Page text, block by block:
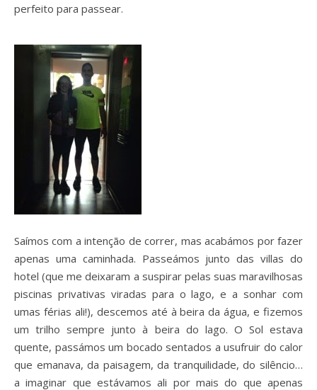
perfeito para passear.
Saímos com a intenção de correr, mas acabámos por fazer
apenas uma caminhada. Passeámos junto das villas do
hotel (que me deixaram a suspirar pelas suas maravilhosas
piscinas privativas viradas para o lago, e a sonhar com
umas férias ali!), descemos até à beira da água, e fizemos
um trilho sempre junto à beira do lago. O Sol estava
quente, passámos um bocado sentados a usufruir do calor
que emanava, da paisagem, da tranquilidade, do silêncio…
a imaginar que estávamos ali por mais do que apenas